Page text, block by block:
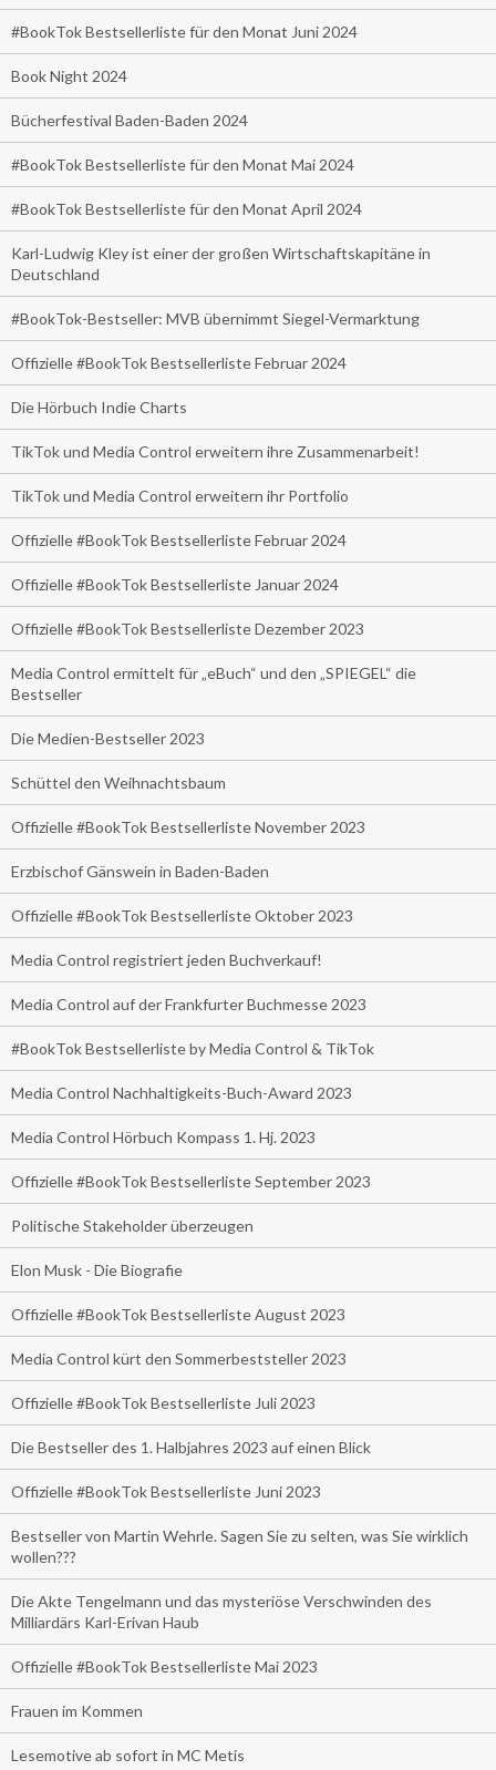
#BookTok Bestsellerliste für den Monat Juni 2024
Book Night 2024
Bücherfestival Baden-Baden 2024
#BookTok Bestsellerliste für den Monat Mai 2024
#BookTok Bestsellerliste für den Monat April 2024
Karl-Ludwig Kley ist einer der großen Wirtschaftskapitäne in
Deutschland
#BookTok-Bestseller: MVB übernimmt Siegel-Vermarktung
Offizielle #BookTok Bestsellerliste Februar 2024
Die Hörbuch Indie Charts
TikTok und Media Control erweitern ihre Zusammenarbeit!
TikTok und Media Control erweitern ihr Portfolio
Offizielle #BookTok Bestsellerliste Februar 2024
Offizielle #BookTok Bestsellerliste Januar 2024
Offizielle #BookTok Bestsellerliste Dezember 2023
Media Control ermittelt für „eBuch“ und den „SPIEGEL“ die
Bestseller
Die Medien-Bestseller 2023
Schüttel den Weihnachtsbaum
Offizielle #BookTok Bestsellerliste November 2023
Erzbischof Gänswein in Baden-Baden
Offizielle #BookTok Bestsellerliste Oktober 2023
Media Control registriert jeden Buchverkauf!
Media Control auf der Frankfurter Buchmesse 2023
#BookTok Bestsellerliste by Media Control & TikTok
Media Control Nachhaltigkeits-Buch-Award 2023
Media Control Hörbuch Kompass 1. Hj. 2023
Offizielle #BookTok Bestsellerliste September 2023
Politische Stakeholder überzeugen
Elon Musk - Die Biografie
Offizielle #BookTok Bestsellerliste August 2023
Media Control kürt den Sommerbeststeller 2023
Offizielle #BookTok Bestsellerliste Juli 2023
Die Bestseller des 1. Halbjahres 2023 auf einen Blick
Offizielle #BookTok Bestsellerliste Juni 2023
Bestseller von Martin Wehrle. Sagen Sie zu selten, was Sie wirklich
wollen???
Die Akte Tengelmann und das mysteriöse Verschwinden des
Milliardärs Karl-Erivan Haub
Offizielle #BookTok Bestsellerliste Mai 2023
Frauen im Kommen
Lesemotive ab sofort in MC Metis